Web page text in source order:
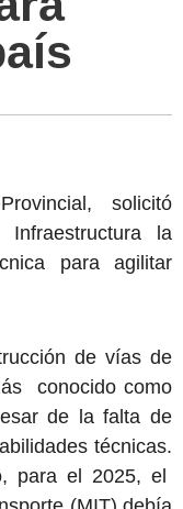
solicitó
la
para agilitar
de vías de
conocido como
de la falta de
técnicas.
para el 2025, el